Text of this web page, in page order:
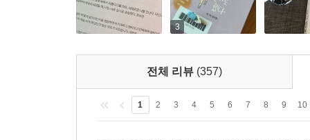
내가 아닌 모습으로 사랑받느니
모두 괜찮은 척 하고 있는 건 아닐까. 사실은 괜
실력, 애매한 어른으로 자란 우리는 모두 어른을
3
전체 리뷰 (357)
1 2 3 4 5 6 7 8 9 10